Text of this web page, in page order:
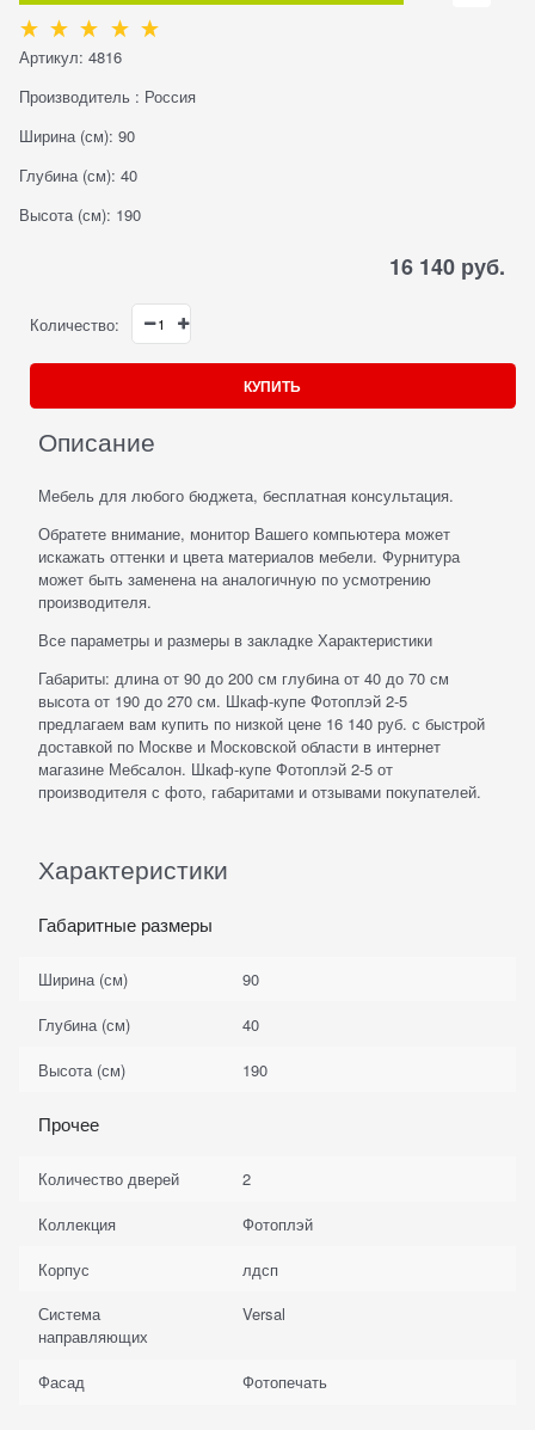
Артикул: 4816
Производитель : Россия
Ширина (см): 90
Глубина (см): 40
Высота (см): 190
16 140 руб.
Количество:
КУПИТЬ
Описание
Мебель для любого бюджета, бесплатная консультация.
Обратете внимание, монитор Вашего компьютера может
искажать оттенки и цвета материалов мебели. Фурнитура
может быть заменена на аналогичную по усмотрению
производителя.
Все параметры и размеры в закладке Характеристики
Габариты: длина от 90 до 200 см глубина от 40 до 70 см
высота от 190 до 270 см. Шкаф-купе Фотоплэй 2-5
предлагаем вам купить по низкой цене 16 140 руб. с быстрой
доставкой по Москве и Московской области в интернет
магазине Мебсалон. Шкаф-купе Фотоплэй 2-5 от
производителя с фото, габаритами и отзывами покупателей.
Характеристики
Габаритные размеры
Ширина (см)
90
Глубина (см)
40
Высота (см)
190
Прочее
Количество дверей
2
Коллекция
Фотоплэй
Корпус
лдсп
Система
направляющих
Versal
Фасад Фотопечать